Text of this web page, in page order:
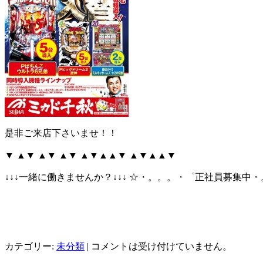
是非ご来店下さいませ！！
▼ ▲▼ ▲▼ ▲▼ ▲▼▲▲▼ ▲▼▲▲▼
↓↓↓一緒に働きませんか？↓↓↓ ☆・。。。・゜正社員募集中
カテゴリー: 未分類 | コメントは受け付けていません。